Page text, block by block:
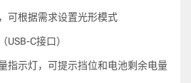
可根据需求设置光形模式
USB-C接口）
指示灯，可提示挡位和电池剩余电量